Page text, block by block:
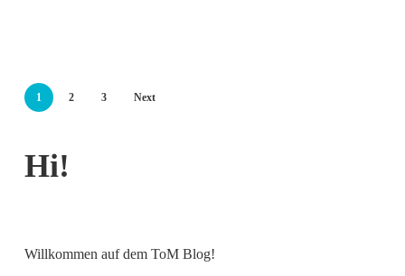
1 2 3 Next
Hi!
Willkommen auf dem ToM Blog!